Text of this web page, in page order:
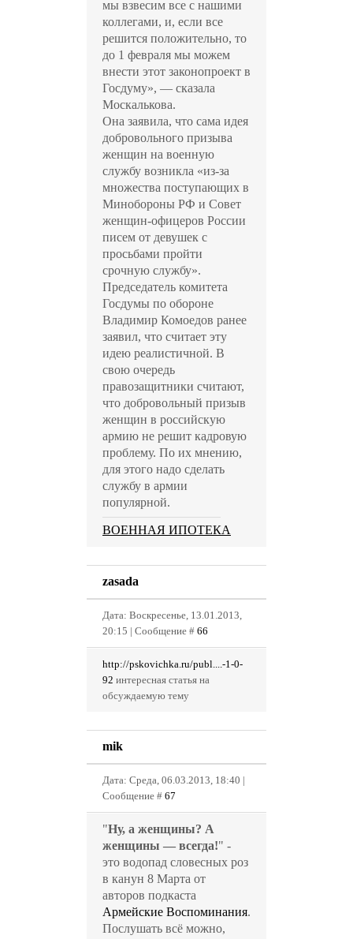
мы взвесим все с нашими
коллегами, и, если все
решится положительно, то
до 1 февраля мы можем
внести этот законопроект в
Госдуму», — сказала
Москалькова.
Она заявила, что сама идея
добровольного призыва
женщин на военную
службу возникла «из-за
множества поступающих в
Минобороны РФ и Совет
женщин-офицеров России
писем от девушек с
просьбами пройти
срочную службу».
Председатель комитета
Госдумы по обороне
Владимир Комоедов ранее
заявил, что считает эту
идею реалистичной. В
свою очередь
правозащитники считают,
что добровольный призыв
женщин в российскую
армию не решит кадровую
проблему. По их мнению,
для этого надо сделать
службу в армии
популярной.
ВОЕННАЯ ИПОТЕКА
zasada
Дата: Воскресенье, 13.01.2013,
20:15 | Сообщение # 66
http://pskovichka.ru/publ....-1-0-
92 интересная статья на
обсуждаемую тему
mik
Дата: Среда, 06.03.2013, 18:40 |
Сообщение # 67
"Ну, а женщины? А
женщины — всегда!" -
это водопад словесных роз
в канун 8 Марта от
авторов подкаста
Армейские Воспоминания.
Послушать всё можно,